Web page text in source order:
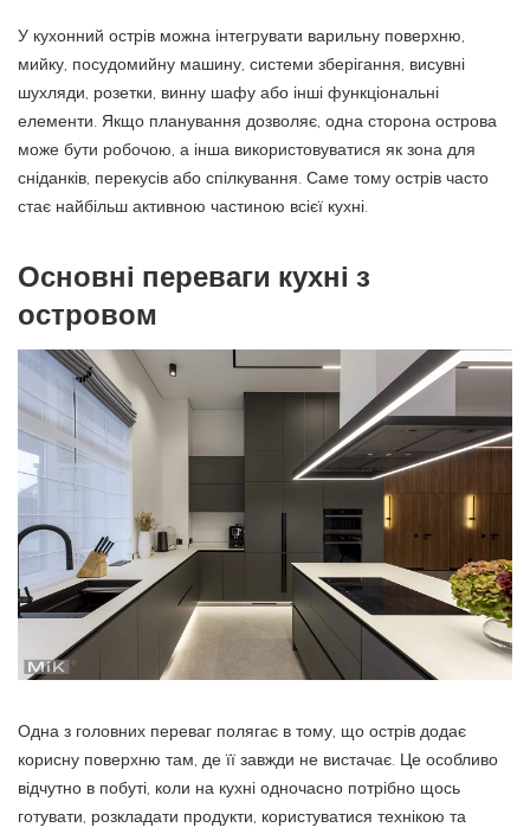
У кухонний острів можна інтегрувати варильну поверхню,
мийку, посудомийну машину, системи зберігання, висувні
шухляди, розетки, винну шафу або інші функціональні
елементи. Якщо планування дозволяє, одна сторона острова
може бути робочою, а інша використовуватися як зона для
сніданків, перекусів або спілкування. Саме тому острів часто
стає найбільш активною частиною всієї кухні.
Основні переваги кухні з
островом
Одна з головних переваг полягає в тому, що острів додає
корисну поверхню там, де її завжди не вистачає. Це особливо
відчутно в побуті, коли на кухні одночасно потрібно щось
готувати, розкладати продукти, користуватися технікою та